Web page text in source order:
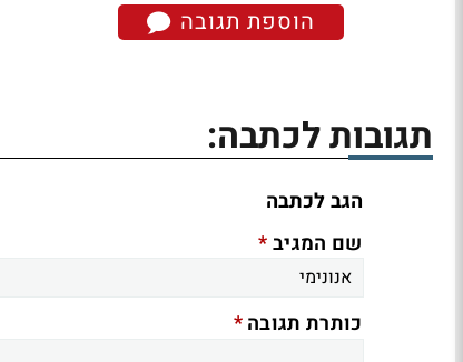
הוספת תגובה
תגובות לכתבה:
הגב לכתבה
שם המגיב*
כותרת תגובה*